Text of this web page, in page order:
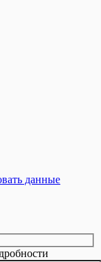
данные